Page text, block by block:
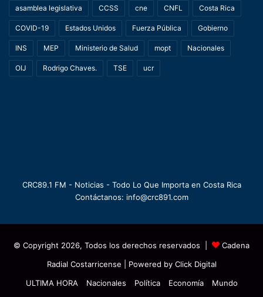
asamblea legislativa CCSS cne CNFL Costa Rica
COVID-19 Estados Unidos Fuerza Pública Gobierno
INS MEP Ministerio de Salud mopt Nacionales
OIJ Rodrigo Chaves. TSE ucr
CRC89.1 FM - Noticias - Todo Lo Que Importa en Costa Rica
Contáctanos: info@crc891.com
© Copyright 2026, Todos los derechos reservados |
Cadena
Radial Costarricense | Powered by Click Digital
ULTIMA HORA
Nacionales Política Economía Mundo